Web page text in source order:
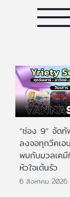
“ช่อง 9” จัด
ลงจอทุกวีคเอ
พบกับมวลเคมี
หัวใจเต้นรัว
6 สิงหาคม 2026